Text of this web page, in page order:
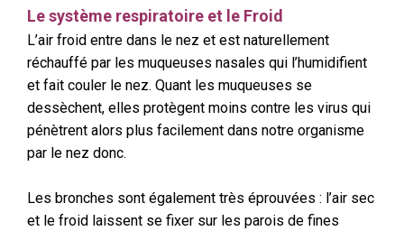
Le système respiratoire et le Froid
L’air froid entre dans le nez et est naturellement
réchauffé par les muqueuses nasales qui l’humidifient
et fait couler le nez. Quant les muqueuses se
dessèchent, elles protègent moins contre les virus qui
pénètrent alors plus facilement dans notre organisme
par le nez donc.
Les bronches sont également très éprouvées : l’air sec
et le froid laissent se fixer sur les parois de fines